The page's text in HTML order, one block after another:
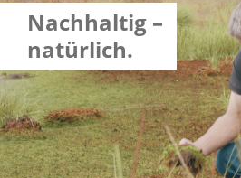
Nachhaltig –
natürlich.